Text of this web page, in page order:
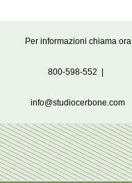
Per informazioni chiama ora
800-598-552
info@studiocerbone.com